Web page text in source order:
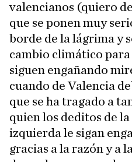
valencianos (quiero
que se ponen muy
borde de la lágrima y
cambio climático para
siguen engañando
cuando de Valencia
que se ha tragado a
quien los deditos de
izquierda le sigan
gracias a la razón y a